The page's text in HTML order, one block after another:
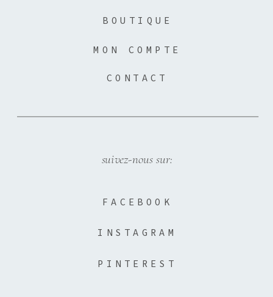
PINTEREST
INSTAGRAM
FACEBOOK
suivez-nous sur:
CONTACT
BOUTIQUE
MON COMPTE